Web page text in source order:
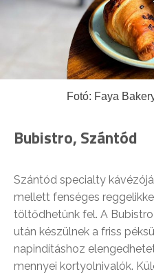
Fotó: Faya
Bubistro, Szántód
Szántód specialty
mellett fenséges
töltődhetünk fel. A
után készülnek a friss
napindításhoz
mennyei kortyolnivalók.